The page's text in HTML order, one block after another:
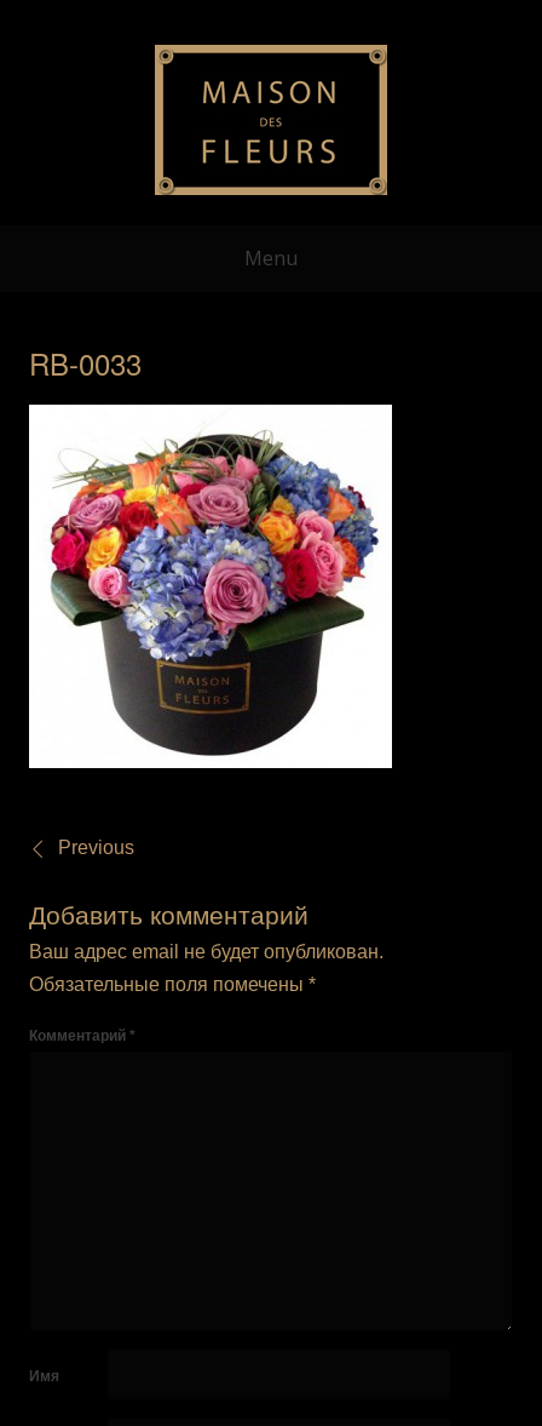
Menu
RB-0033
Previous
Добавить комментарий
Ваш адрес email не будет опубликован.
Обязательные поля помечены *
Комментарий *
Имя